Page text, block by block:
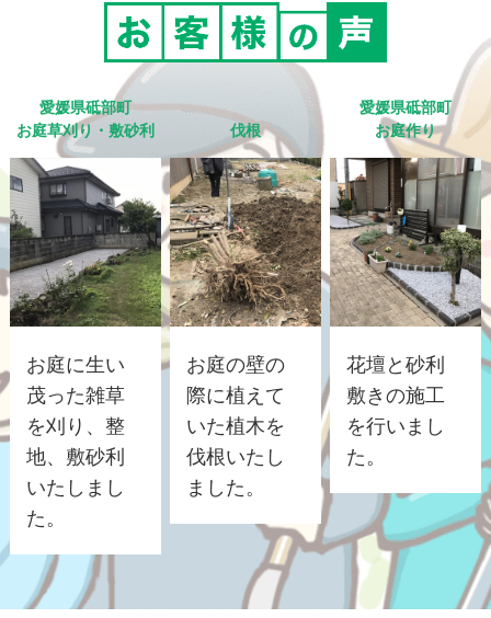
愛媛県砥部町
お庭草刈り・敷砂利
お庭に生い
茂った雑草
を刈り、整
地、敷砂利
いたしまし
た。
伐根
お庭の壁の
際に植えて
いた植木を
伐根いたし
ました。
愛媛県砥部町
お庭作り
花壇と砂利
敷きの施工
を行いまし
た。